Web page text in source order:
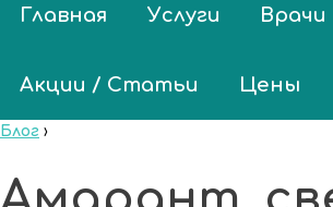
Главная Услуги Врачи
Акции / Статьи Цены
Блог ›